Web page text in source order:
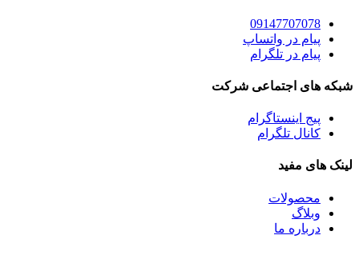
09147707078
پیام در واتساپ
پیام در تلگرام
شبکه های اجتماعی شرکت
پیج اینستاگرام
کانال تلگرام
لینک های مفید
محصولات
وبلاگ
درباره ما